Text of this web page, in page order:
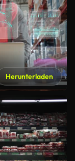
Herunterladen